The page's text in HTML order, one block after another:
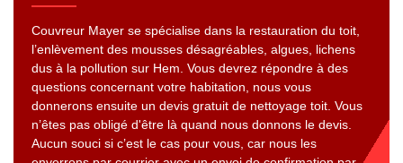
Couvreur Mayer se spécialise dans la restauration du toit,
l’enlèvement des mousses désagréables, algues, lichens
dus à la pollution sur Hem. Vous devrez répondre à des
questions concernant votre habitation, nous vous
donnerons ensuite un devis gratuit de nettoyage toit. Vous
n’êtes pas obligé d'être là quand nous donnons le devis.
Aucun souci si c’est le cas pour vous, car nous les